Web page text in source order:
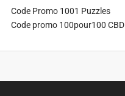
Code Promo 1001 Puzzles
Code promo 100pour100 CBD